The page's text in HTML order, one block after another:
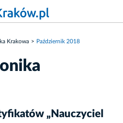
Krakowa Październik 2018
„Nauczyciel